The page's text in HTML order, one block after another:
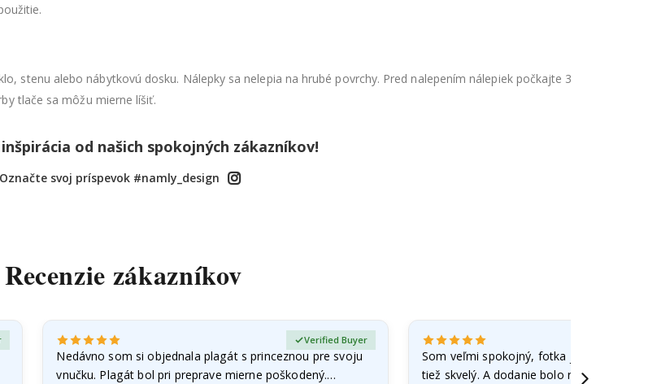
stenu alebo nábytkovú dosku. Nálepky sa nelepia na hrubé povrchy. Pred nalepením nálepiek počkajte 3
tlače sa môžu mierne líšiť.
od našich spokojných zákazníkov!
Označte svoj príspevok #namly_design
Recenzie zákazníkov
Nedávno som si objednala plagát s princeznou pre svoju
vnučku. Plagát bol pri preprave mierne poškodený.
Verified Buyer
Som veľmi spokojný, fotka je dobre
tiež skvelý. A dodanie bolo rýchle.